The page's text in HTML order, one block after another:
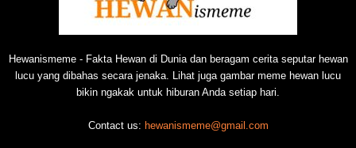
Hewanismeme - Fakta Hewan di Dunia dan beragam cerita seputar hewan
lucu yang dibahas secara jenaka. Lihat juga gambar meme hewan lucu
bikin ngakak untuk hiburan Anda setiap hari.
Contact us: hewanismeme@gmail.com